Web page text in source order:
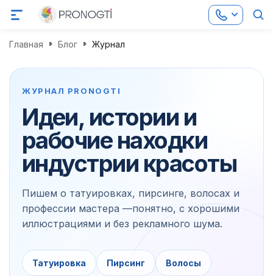
Главная Блог Журнал
ЖУРНАЛ PRONOGTI
Идеи, истории и
рабочие находки
индустрии красоты
Пишем о татуировках, пирсинге, волосах и
профессии мастера —понятно, с хорошими
иллюстрациями и без рекламного шума.
Татуировка Пирсинг Волосы